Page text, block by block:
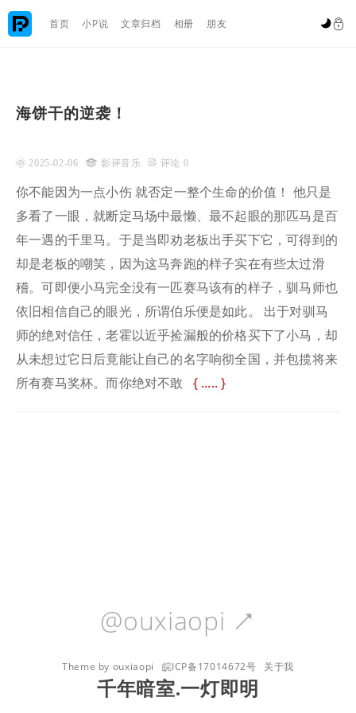
 首页 小P说 文章归档 相册 朋友 
海饼干的逆袭！
 2025-02-06  影评音乐  评论 0
你不能因为一点小伤 就否定一整个生命的价值！ 他只是
多看了一眼，就断定马场中最懒、最不起眼的那匹马是百
年一遇的千里马。于是当即劝老板出手买下它，可得到的
却是老板的嘲笑，因为这马奔跑的样子实在有些太过滑
稽。可即便小马完全没有一匹赛马该有的样子，驯马师也
依旧相信自己的眼光，所谓伯乐便是如此。 出于对驯马
师的绝对信任，老霍以近乎捡漏般的价格买下了小马，却
从未想过它日后竟能让自己的名字响彻全国，并包揽将来
所有赛马奖杯。而你绝对不敢
.....
@ouxiaopi 
Theme by ouxiaopi 皖ICP备17014672号 关于我
千年暗室.一灯即明